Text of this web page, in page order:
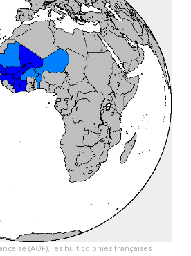
(AOF), les huit colonies françaises